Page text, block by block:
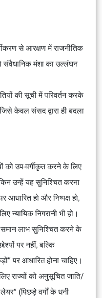
से आरक्षण में राजनीतिक
संवैधानिक मंशा का उल्लंघन
की सूची में परिवर्तन करके
केवल संसद द्वारा ही बदला
को उप-वर्गीकृत करने के लिए
उन्हें यह सुनिश्चित करना
आधारित हो और निष्पक्ष हो,
न्यायिक निगरानी भी हो।
लाभ सुनिश्चित करने के
पर नहीं, बल्कि
पर आधारित होना चाहिए।
राज्यों को अनुसूचित जाति/
(पिछड़े वर्गों के धनी